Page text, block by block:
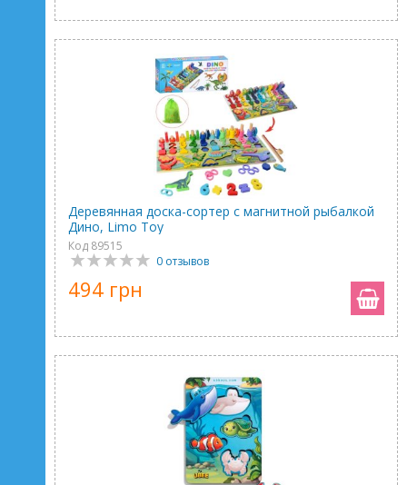
Деревянная доска-сортер с магнитной рыбалкой
Дино, Limo Toy
Код 89515
0 отзывов
494 грн